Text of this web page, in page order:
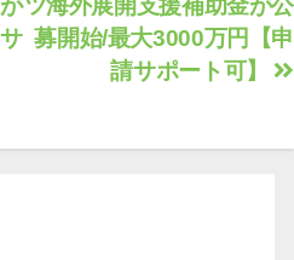
募開始/最大3000万円【申
請サポート可】